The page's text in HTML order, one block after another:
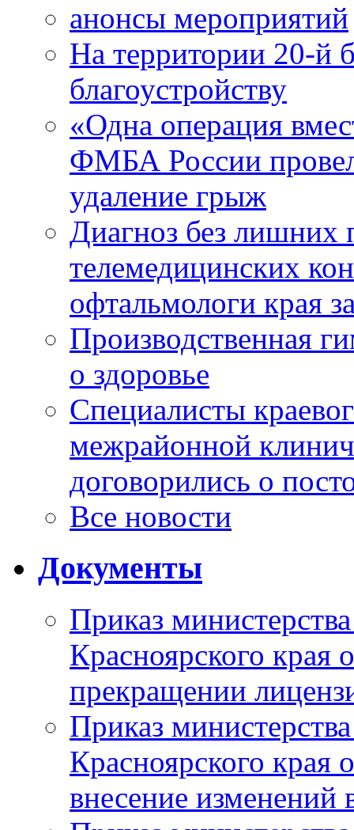
анонсы мероприятий
На территории 20-й
благоустройству
«Одна операция
ФМБА России
удаление грыж
Диагноз без лишних
телемедицинских
офтальмологи края
Производственная
о здоровье
Специалисты
межрайонной
договорились о
Все новости
Документы
Приказ
Красноярского
прекращении
Приказ
Красноярского
внесение изменений